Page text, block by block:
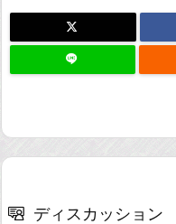
ディスカッション